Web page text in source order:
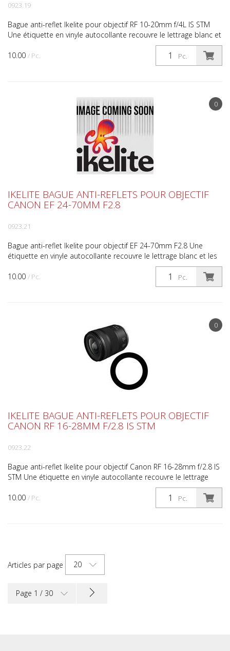
10.00 / Pc. Pc.
0923.19
Bague anti-reflet Ikelite pour objectif RF 10-20mm f/4L IS STM
Une étiquette en vinyle autocollante recouvre le lettrage blanc et
0
10.00 / Pc. Pc.
IKELITE BAGUE ANTI-REFLETS POUR OBJECTIF
CANON EF 24-70MM F2.8
0923.21
Bague anti-reflet Ikelite pour objectif EF 24-70mm F2.8 Une
étiquette en vinyle autocollante recouvre le lettrage blanc et les
0
10.00 / Pc. Pc.
IKELITE BAGUE ANTI-REFLETS POUR OBJECTIF
CANON RF 16-28MM F/2.8 IS STM
0923.22
Bague anti-reflet Ikelite pour objectif Canon RF 16-28mm f/2.8 IS
STM Une étiquette en vinyle autocollante recouvre le lettrage
Articles par page 20
Page 1 / 30